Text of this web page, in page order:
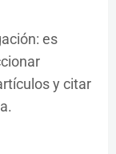
es
y citar